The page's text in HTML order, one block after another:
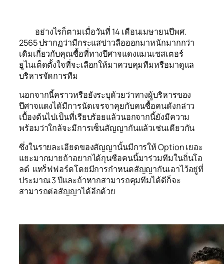
อย่างไรก็ตามเมื่อวันที่ 14 เดือนเมษายนปีพศ.
2565 ปรากฏว่ามีกระแสข่าวลือออกมาหนักมากกว่า
เดิมเกี่ยวกับคุณซื้อที่ทางปีศาจแดงแมนเชสเตอร์
ยูไนเต็ดตั้งใจที่จะเลือกให้มาควบคุมทีมหรือมาดูแล
บริหารจัดการทีม
นอกจากนี้คราวหรือยังระบุด้วยว่าทางผู้บริหารของ
ปีศาจแดงได้มีการนัดเจรจาคุยกับคนซื้อคนดังกล่าว
เบื้องต้นไปเป็นที่เรียบร้อยแล้วนอกจากนี้ยังมีความ
พร้อมว่าใกล้จะมีการเซ็นสัญญากันแล้วเช่นเดียวกัน
ซึ่งในรายละเอียดของสัญญานั้นมีการให้ Option เยอะ
แยะมากมายถ้าอยากได้กุนซือคนนี้มาร่วมทีมในถิ่นโอ
ลด์ แทร็ฟฟอร์ดโดยมีการกำหนดสัญญากันเอาไว้อยู่ที่
ประมาณ 3 ปีและถ้าหากสามารถคุมทีมได้ดีก็จะ
สามารถต่อสัญญาได้อีกด้วย